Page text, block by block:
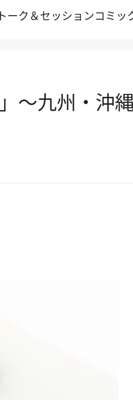
トーク＆セッションコミッ
～九州・沖